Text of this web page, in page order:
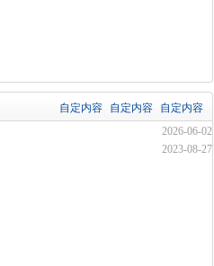
自定内容 自定内容 自定内容
2026-06-02
2023-08-27